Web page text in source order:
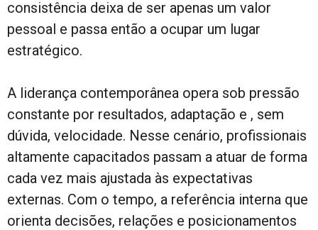
consistência deixa de ser apenas um valor
pessoal e passa então a ocupar um lugar
estratégico.
A liderança contemporânea opera sob pressão
constante por resultados, adaptação e , sem
dúvida, velocidade. Nesse cenário, profissionais
altamente capacitados passam a atuar de forma
cada vez mais ajustada às expectativas
externas. Com o tempo, a referência interna que
orienta decisões, relações e posicionamentos